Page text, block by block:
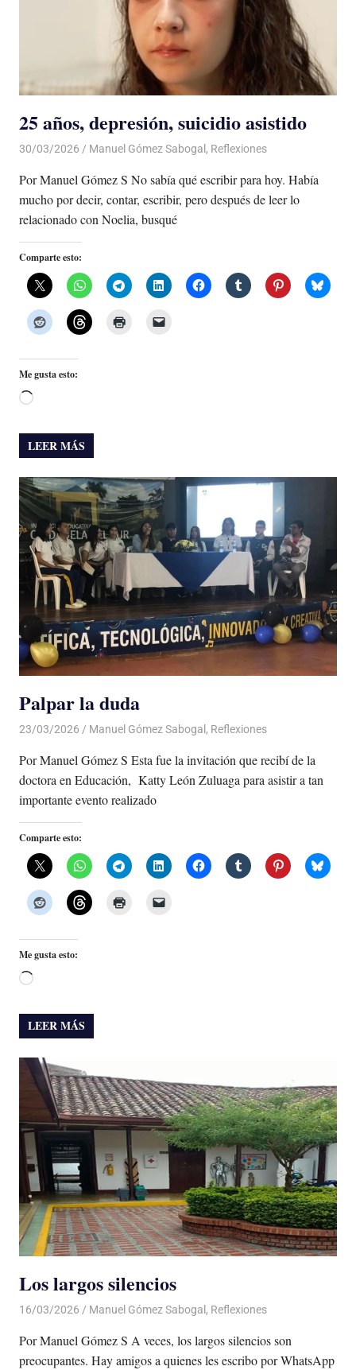
25 años, depresión, suicidio asistido
30/03/2026 De todo un Poco
Manuel Gómez Sabogal , Reflexiones
Por Manuel Gómez S No sabía qué escribir para hoy. Había
mucho por decir, contar, escribir, pero después de leer lo
relacionado con Noelia, busqué
Comparte esto:
Me gusta esto:
Cargando...
LEER MÁS
Palpar la duda
23/03/2026 De todo un Poco
Manuel Gómez Sabogal , Reflexiones
Por Manuel Gómez S Esta fue la invitación que recibí de la
doctora en Educación, Katty León Zuluaga para asistir a tan
importante evento realizado
Comparte esto:
Me gusta esto:
Cargando...
LEER MÁS
Los largos silencios
16/03/2026 De todo un Poco
Manuel Gómez Sabogal , Reflexiones
Por Manuel Gómez S A veces, los largos silencios son
preocupantes. Hay amigos a quienes les escribo por WhatsApp